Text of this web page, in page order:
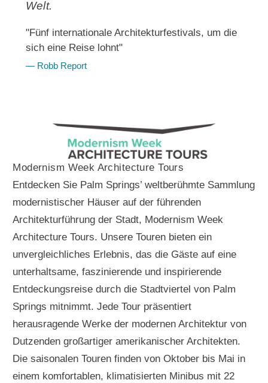
Welt.
"Fünf internationale Architekturfestivals, um die
sich eine Reise lohnt"
— Robb Report
Modernism Week Architecture Tours
Entdecken Sie Palm Springs’ weltberühmte Sammlung
modernistischer Häuser auf der führenden
Architekturführung der Stadt, Modernism Week
Architecture Tours. Unsere Touren bieten ein
unvergleichliches Erlebnis, das die Gäste auf eine
unterhaltsame, faszinierende und inspirierende
Entdeckungsreise durch die Stadtviertel von Palm
Springs mitnimmt. Jede Tour präsentiert
herausragende Werke der modernen Architektur von
Dutzenden großartiger amerikanischer Architekten.
Die saisonalen Touren finden von Oktober bis Mai in
einem komfortablen, klimatisierten Minibus mit 22